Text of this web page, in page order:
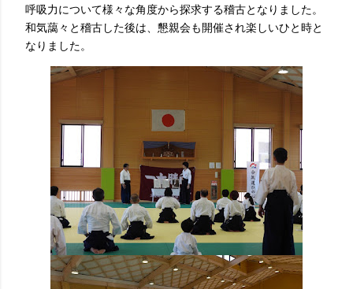
呼吸力について様々な角度から探求する稽古となりました。
和気藹々と稽古した後は、懇親会も開催され楽しいひと時と
なりました。